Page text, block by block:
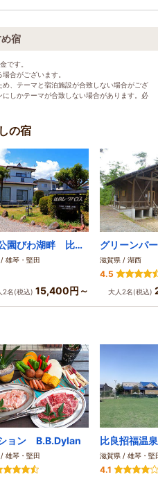
宿
です。
合がございます。
、テーマと宿泊施設が合致しない場合がござ
しかテーマが合致しない場合があります。必
の宿
国定公園びわ湖畔 比良レークハウス
雄琴・堅田
2名(税込) 15,400円～
滋賀県 / 湖西
4.5
大人2名(税込)
ョン B.B.Dylan
雄琴・堅田 滋賀県 / 雄琴・堅
4.1